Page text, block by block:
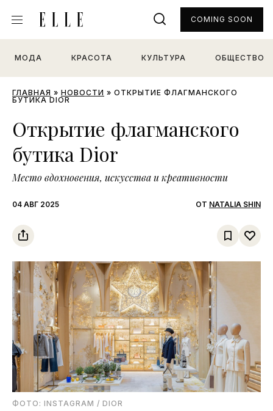
МОДА КРАСОТА КУЛЬТУРА ОБЩЕСТВО
COMING SOON
ГЛАВНАЯ » НОВОСТИ » ОТКРЫТИЕ ФЛАГМАНСКОГО
БУТИКА DIOR
Открытие флагманского
бутика Dior
Место вдохновения, искусства и креативности
04 АВГ 2025 ОТ NATALIA SHIN
ФОТО: INSTAGRAM / DIOR